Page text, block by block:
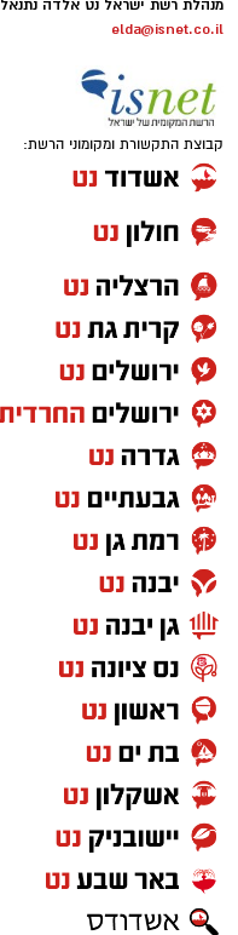
מנהלת רשת ישראל נט אלדה נתנאל
elda@isnet.co.il
קבוצת התקשורת ומקומוני הרשת: